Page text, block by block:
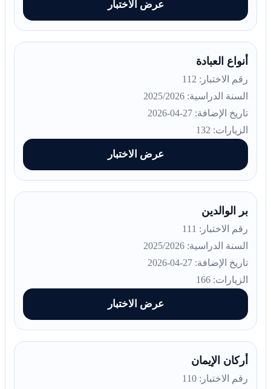
عرض الاختبار
أنواع العبادة
رقم الاختبار: 112
السنة الدراسية: 2025/2026
تاريخ الإضافة: 27-04-2026
الزيارات: 132
عرض الاختبار
بر الوالدين
رقم الاختبار: 111
السنة الدراسية: 2025/2026
تاريخ الإضافة: 27-04-2026
الزيارات: 166
عرض الاختبار
أركان الإيمان
رقم الاختبار: 110